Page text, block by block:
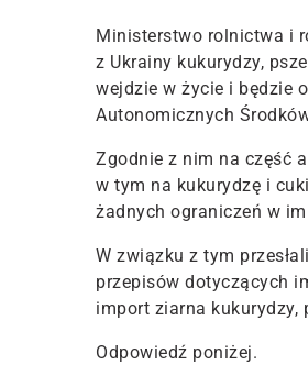
Ministerstwo rolnictwa i
z Ukrainy kukurydzy,
wejdzie w życie i będzie
Autonomicznych
Zgodnie z nim na część
w tym na kukurydzę i
żadnych ograniczeń w
W związku z tym
przepisów dotyczących
import ziarna kukurydzy,
Odpowiedź poniżej.